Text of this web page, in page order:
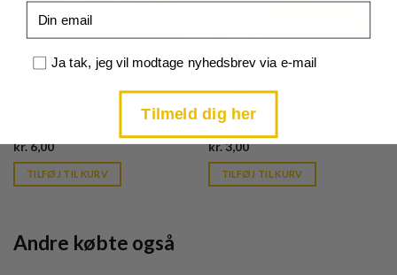
Houndoom - 034/198 - Reverse
kr.6,00Current
is:
kr. 39,95.
TILFØJ TIL KURV
Houndour - 033/198
kr.3,00Current
is:
kr. 39,95.
TILFØJ TIL KURV
Andre købte også
Samtykke
Ja tak, jeg vil modtage nyhedsbrev via e-mail
Tilmeld dig her